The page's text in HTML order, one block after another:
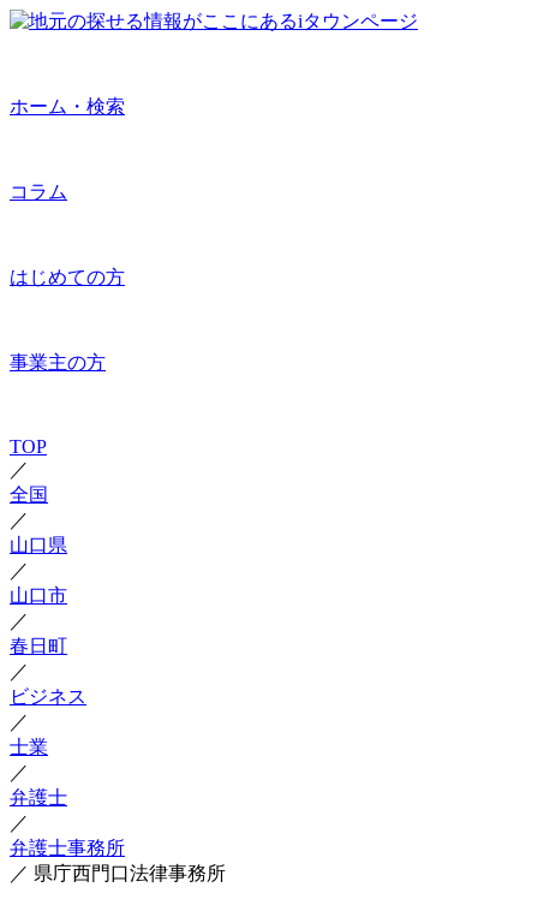
ホーム・検索
コラム
はじめての方
事業主の方
TOP
／
全国
／
山口県
／
山口市
／
春日町
／
ビジネス
／
士業
／
弁護士
／
弁護士事務所
／ 県庁西門口法律事務所